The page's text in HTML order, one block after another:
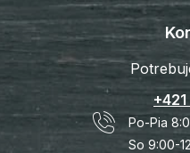
Po-Pia
So 9:00-